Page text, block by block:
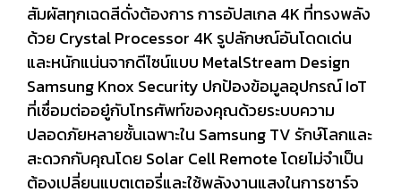
สัมผัสทุกเฉดสีดั่งต้องการ การอัปสเกล 4K ที่ทรงพลัง
ด้วย Crystal Processor 4K รูปลักษณ์อันโดดเด่น
และหนักแน่นจากดีไซน์แบบ MetalStream Design
Samsung Knox Security ปกป้องข้อมูลอุปกรณ์ IoT
ที่เชื่อมต่ออยู๋กับโทรศัพท์ของคุณด้วยระบบความ
ปลอดภัยหลายชั้นเฉพาะใน Samsung TV รักษ์โลกและ
สะดวกกับคุณโดย Solar Cell Remote โดยไม่จำเป็น
ต้องเปลี่ยนแบตเตอรี่และใช้พลังงานแสงในการชาร์จ